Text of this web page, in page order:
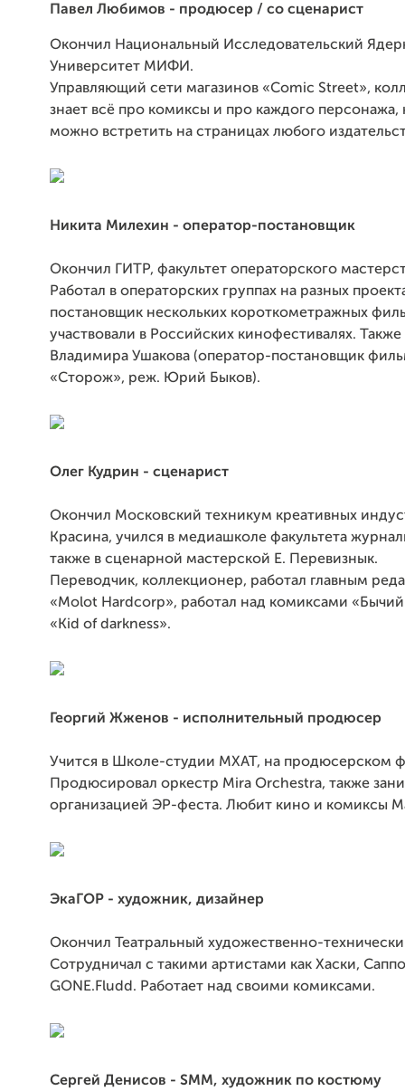
Павел Любимов - продюсер / со сценарист
Окончил Национальный Исследовательский
Университет МИФИ.
Управляющий сети магазинов «Comic Street»,
знает всё про комиксы и про каждого персонажа,
можно встретить на страницах любого
Никита Милехин - оператор-постановщик
Окончил ГИТР, факультет операторского
Работал в операторских группах на разных
постановщик нескольких короткометражных
участвовали в Российских кинофестивалях.
Владимира Ушакова (оператор-постановщик
«Сторож», реж. Юрий Быков).
Олег Кудрин - сценарист
Окончил Московский техникум креативных
Красина, учился в медиашколе факультета
также в сценарной мастерской Е. Перевизнык.
Переводчик, коллекционер, работал главным
«Molot Hardcorp», работал над комиксами
«Kid of darkness».
Георгий Жженов - исполнительный продюсер
Учится в Школе-студии МХАТ, на продюсерском
Продюсировал оркестр Mira Orchestra, также
организацией ЭР-феста. Любит кино и комиксы
ЭкаГОР - художник, дизайнер
Окончил Театральный художественно-
Сотрудничал с такими артистами как Хаски,
GONE.Fludd. Работает над своими комиксами.
Сергей Денисов - SMM, художник по костюму